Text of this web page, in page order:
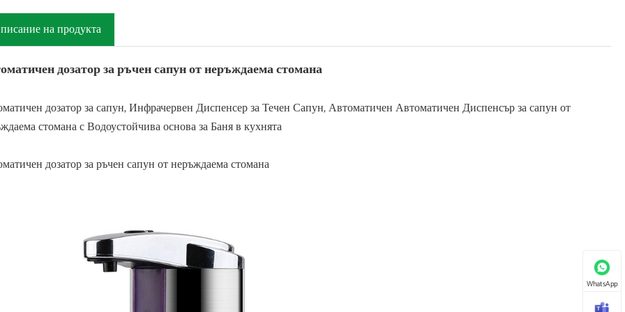
на продукта
дозатор за ръчен сапун от неръждаема стомана
дозатор за сапун, Инфрачервен Диспенсер за Течен Сапун, Автоматичен Автоматичен Диспенсър за сапун от
стомана с Водоустойчива основа за Баня в кухнята
дозатор за ръчен сапун от неръждаема стомана
WhatsApp